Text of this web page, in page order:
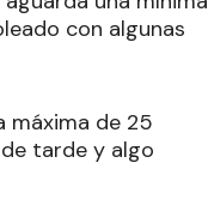
con algunas
máxima de 25
tarde y algo